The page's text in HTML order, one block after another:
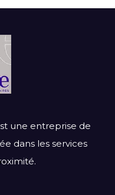
une entreprise de
dans les services